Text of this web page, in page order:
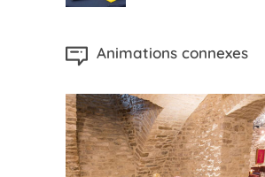
Animations connexes